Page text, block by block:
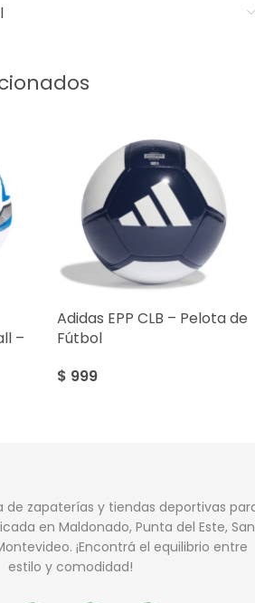
–
Adidas EPP CLB – Pelota de
Fútbol
$ 999
de zapaterías y tiendas deportivas
en Maldonado, Punta del Este, San
¡Encontrá el equilibrio entre
estilo y comodidad!